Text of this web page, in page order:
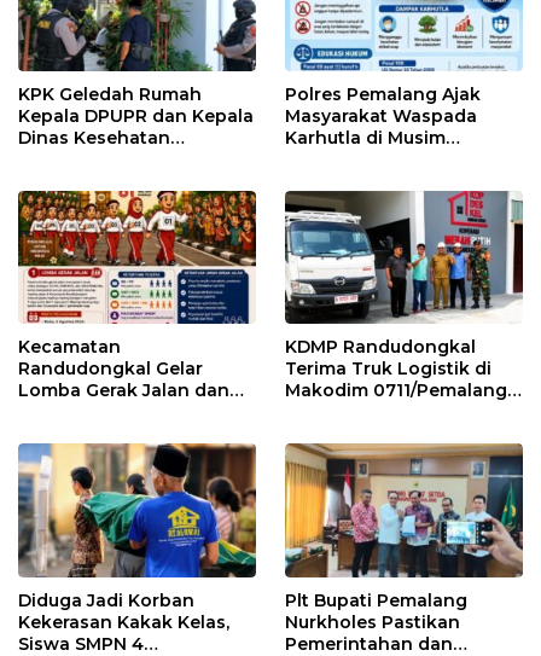
KPK Geledah Rumah
Kepala DPUPR dan Kepala
Dinas Kesehatan
Polres Pemalang Ajak
Masyarakat Waspada
Karhutla di Musim
Kecamatan
Randudongkal Gelar
Lomba Gerak Jalan dan
KDMP Randudongkal
Terima Truk Logistik di
Makodim 0711/Pemalang
Diduga Jadi Korban
Kekerasan Kakak Kelas,
Siswa SMPN 4
Plt Bupati Pemalang
Nurkholes Pastikan
Pemerintahan dan